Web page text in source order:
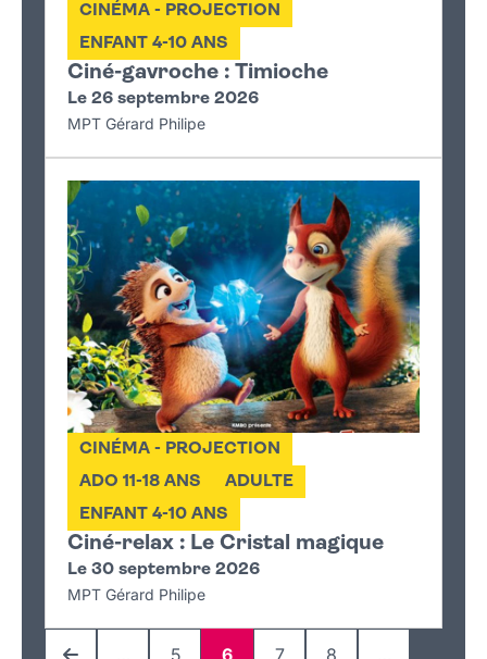
Ciné-gavroche : Timioche
CINÉMA - PROJECTION
ENFANT 4-10 ANS
Le 26 septembre 2026
MPT Gérard Philipe
Ciné-relax : Le Cristal magique
CINÉMA - PROJECTION
ADO 11-18 ANS
ADULTE
ENFANT 4-10 ANS
Le 30 septembre 2026
MPT Gérard Philipe